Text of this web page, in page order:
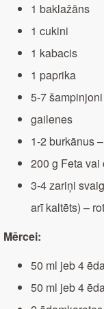
1 baklažāns
1 cukini
1 kabacis
1 paprika
5-7 šampinjoni
gailenes
1-2 burkānus
200 g Feta vai
3-4 zariņi
arī kaltēts) –
Mērcei:
50 ml jeb 4
50 ml jeb 4